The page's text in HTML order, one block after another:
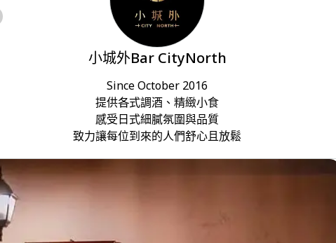
小城外Bar CityNorth
Since October 2016
提供各式調酒、精緻小食
感受日式細膩氛圍與品質
致力讓每位到來的人們舒心且放鬆